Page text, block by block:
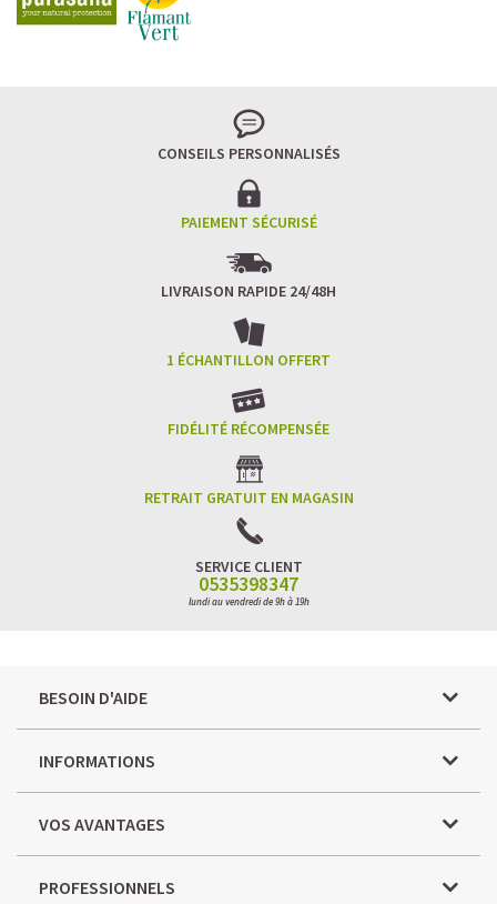
CONSEILS PERSONNALISÉS
PAIEMENT SÉCURISÉ
LIVRAISON RAPIDE 24/48H
1 ÉCHANTILLON OFFERT
FIDÉLITÉ RÉCOMPENSÉE
RETRAIT GRATUIT EN MAGASIN
SERVICE CLIENT
0535398347
lundi au vendredi de 9h à 19h
BESOIN D'AIDE
INFORMATIONS
VOS AVANTAGES
PROFESSIONNELS